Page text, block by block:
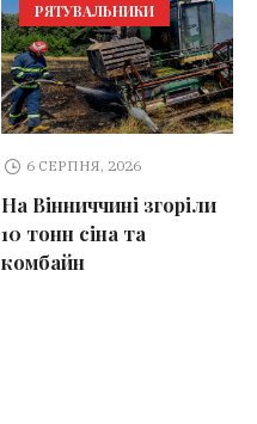
РЯТУВАЛЬНИКИ
6 СЕРПНЯ, 2026
На Вінниччині згоріли
10 тонн сіна та
комбайн